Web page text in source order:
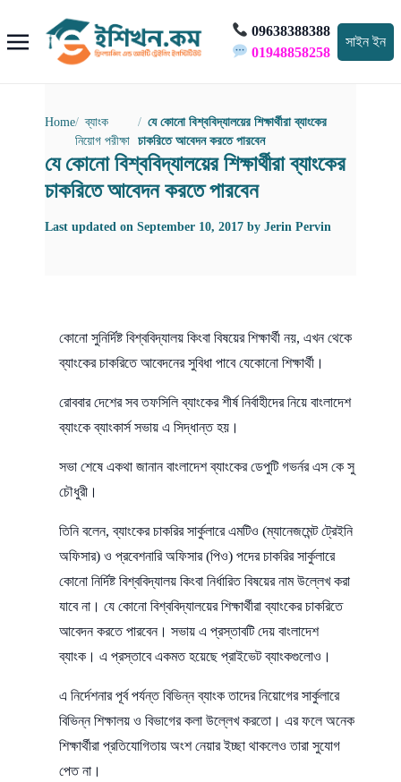
09638388388
01948858258
সাইন ইন
Home
ব্যাংক
নিয়োগ পরীক্ষা
যে কোনো বিশ্ববিদ্যালয়ের শিক্ষার্থীরা ব্যাংকের
চাকরিতে আবেদন করতে পারবেন
যে কোনো বিশ্ববিদ্যালয়ের শিক্ষার্থীরা ব্যাংকের
চাকরিতে আবেদন করতে পারবেন
Last updated on September 10, 2017 by Jerin Pervin
কোনো সুনির্দিষ্ট বিশ্ববিদ্যালয় কিংবা বিষয়ের শিক্ষার্থী নয়, এখন থেকে
ব্যাংকের চাকরিতে আবেদনের সুবিধা পাবে যেকোনো শিক্ষার্থী।
রোববার দেশের সব তফসিলি ব্যাংকের শীর্ষ নির্বাহীদের নিয়ে বাংলাদেশ
ব্যাংকে ব্যাংকার্স সভায় এ সিদ্ধান্ত হয়।
সভা শেষে একথা জানান বাংলাদেশ ব্যাংকের ডেপুটি গভর্নর এস কে সু
চৌধুরী।
তিনি বলেন, ব্যাংকের চাকরির সার্কুলারে এমটিও (ম্যানেজমেন্ট ট্রেইনি
অফিসার) ও প্রবেশনারি অফিসার (পিও) পদের চাকরির সার্কুলারে
কোনো নির্দিষ্ট বিশ্ববিদ্যালয় কিংবা নির্ধারিত বিষয়ের নাম উল্লেখ করা
যাবে না। যে কোনো বিশ্ববিদ্যালয়ের শিক্ষার্থীরা ব্যাংকের চাকরিতে
আবেদন করতে পারবেন। সভায় এ প্রস্তাবটি দেয় বাংলাদেশ
ব্যাংক। এ প্রস্তাবে একমত হয়েছে প্রাইভেট ব্যাংকগুলোও।
এ নির্দেশনার পূর্ব পর্যন্ত বিভিন্ন ব্যাংক তাদের নিয়োগের সার্কুলারে
বিভিন্ন শিক্ষালয় ও বিভাগের কলা উল্লেখ করতো। এর ফলে অনেক
শিক্ষার্থীরা প্রতিযোগিতায় অংশ নেয়ার ইচ্ছা থাকলেও তারা সুযোগ
পেত না।